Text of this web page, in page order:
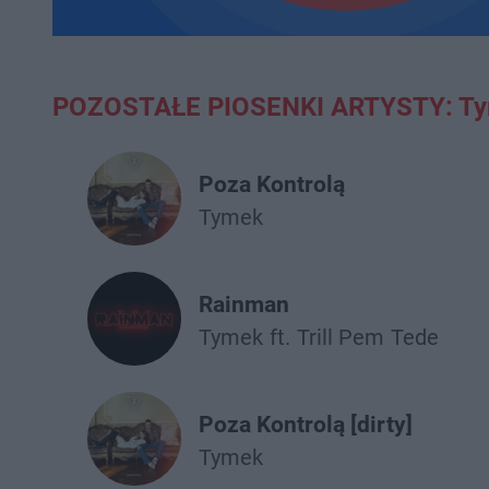
POZOSTAŁE PIOSENKI ARTYSTY:
Poza Kontrolą
Tymek
Rainman
Tymek ft. Trill Pem Tede
Poza Kontrolą [dirty]
Tymek